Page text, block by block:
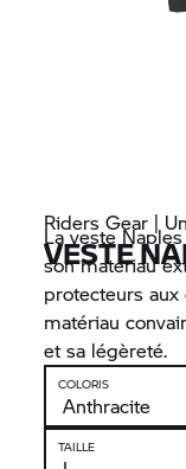
Riders Gear |
VESTE
La veste
son matériau
protecteurs
matériau
et sa légèreté.
COLORIS
TAILLE